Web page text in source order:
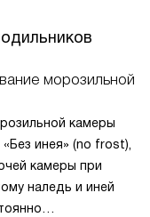
морозильной
камеры
инея» (no frost),
камеры при
наледь и иней